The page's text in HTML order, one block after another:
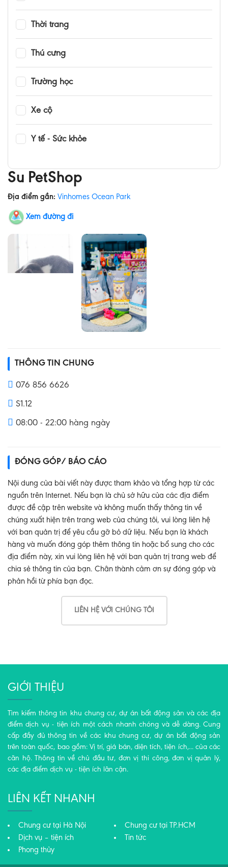
Thời trang
Thú cưng
Trường học
Xe cộ
Y tế - Sức khỏe
Su PetShop
Địa điểm gần: Vinhomes Ocean Park
Xem đường đi
THÔNG TIN CHUNG
076 856 6626
S1.12
08:00 - 22:00 hàng ngày
ĐÓNG GÓP/ BÁO CÁO
Nội dung của bài viết này được tham khảo và tổng hợp từ các
nguồn trên Internet. Nếu bạn là chủ sở hữu của các địa điểm
được đề cập trên website và không muốn thấy thông tin về
chúng xuất hiện trên trang web của chúng tôi, vui lòng liên hệ
với ban quản trị để yêu cầu gỡ bỏ dữ liệu. Nếu bạn là khách
hàng và muốn đóng góp thêm thông tin hoặc bổ sung cho các
địa điểm này, xin vui lòng liên hệ với ban quản trị trang web để
chia sẻ thông tin của bạn. Chân thành cảm ơn sự đóng góp và
phản hồi từ phía bạn đọc.
LIÊN HỆ VỚI CHÚNG TÔI
GIỚI THIỆU
Tìm kiếm thông tin khu chung cư, dự án bất động sản và các địa
điểm dịch vụ - tiện ích một cách nhanh chóng và dễ dàng. Cung
cấp đầy đủ thông tin về các khu chung cư, dự án bất động sản
trên toàn quốc, bao gồm: Vị trí, giá bán, diện tích, tiện ích,... của các
căn hộ. Thông tin về chủ đầu tư, đơn vị thi công, đơn vị quản lý,
các địa điểm dịch vụ - tiện ích lân cận.
LIÊN KẾT NHANH
Chung cư tại Hà Nội
Chung cư tại TP.HCM
Dịch vụ – tiện ích
Tin tức
Phong thủy